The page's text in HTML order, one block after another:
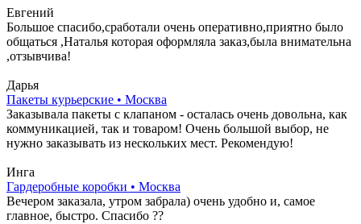
Евгений
Большое спасибо,сработали очень оперативно,приятно было
общаться ,Наталья которая оформляла заказ,была внимательна
,отзывчива!
Дарья
Пакеты курьерские • Москва
Заказывала пакеты с клапаном - осталась очень довольна, как
коммуникацией, так и товаром! Очень большой выбор, не
нужно заказывать из нескольких мест. Рекомендую!
Инга
Гардеробные коробки • Москва
Вечером заказала, утром забрала) очень удобно и, самое
главное, быстро. Спасибо ??